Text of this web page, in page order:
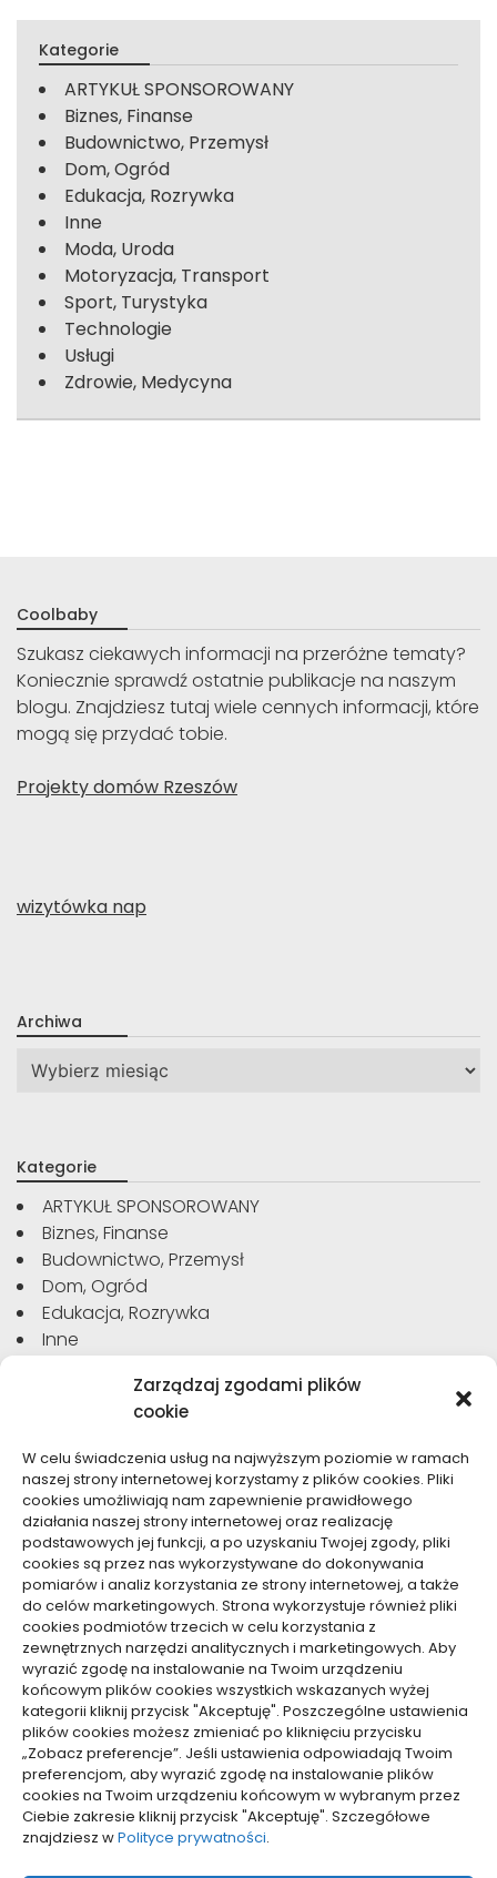
Zarządzaj zgodami plików
cookie
W celu świadczenia usług na najwyższym poziomie w ramach
naszej strony internetowej korzystamy z plików cookies. Pliki
cookies umożliwiają nam zapewnienie prawidłowego
działania naszej strony internetowej oraz realizację
podstawowych jej funkcji, a po uzyskaniu Twojej zgody, pliki
cookies są przez nas wykorzystywane do dokonywania
pomiarów i analiz korzystania ze strony internetowej, a także
do celów marketingowych. Strona wykorzystuje również pliki
cookies podmiotów trzecich w celu korzystania z
zewnętrznych narzędzi analitycznych i marketingowych. Aby
wyrazić zgodę na instalowanie na Twoim urządzeniu
końcowym plików cookies wszystkich wskazanych wyżej
kategorii kliknij przycisk "Akceptuję". Poszczególne ustawienia
plików cookies możesz zmieniać po kliknięciu przycisku
„Zobacz preferencje”. Jeśli ustawienia odpowiadają Twoim
preferencjom, aby wyrazić zgodę na instalowanie plików
cookies na Twoim urządzeniu końcowym w wybranym przez
Ciebie zakresie kliknij przycisk "Akceptuję". Szczegółowe
znajdziesz wPolityce prywatności.
Kategorie
ARTYKUŁ SPONSOROWANY
Biznes, Finanse
Budownictwo, Przemysł
Dom, Ogród
Edukacja, Rozrywka
Inne
Moda, Uroda
Motoryzacja, Transport
Sport, Turystyka
Technologie
Usługi
Zdrowie, Medycyna
Coolbaby
Szukasz ciekawych informacji na przeróżne tematy?
Koniecznie sprawdź ostatnie publikacje na naszym
blogu. Znajdziesz tutaj wiele cennych informacji, które
mogą się przydać tobie.
Projekty domów Rzeszów
wizytówka nap
Archiwa
Archiwa
Kategorie
ARTYKUŁ SPONSOROWANY
Biznes, Finanse
Budownictwo, Przemysł
Dom, Ogród
Edukacja, Rozrywka
Inne
Motoryzacja, Transport
Sport, Turystyka
Technologie
Usługi
Zdrowie, Medycyna
Dolącz do nas
Lubisz pisać teksty i chciałbyś się podzielić swoją
wiedzą z innymi? Dołącz do nas już teraz. Podziel się
swoją wiedzą z innymi.
Polityka plików cookies (EU)
Polityka prywatności